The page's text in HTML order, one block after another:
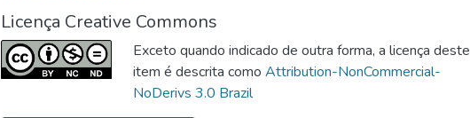
Licença Creative Commons
Exceto quando indicado de outra forma, a licença deste
item é descrita como Attribution-NonCommercial-
NoDerivs 3.0 Brazil